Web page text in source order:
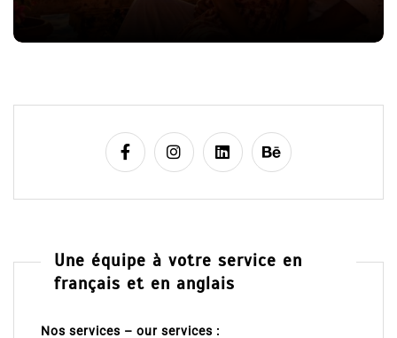
Une équipe à votre service en
français et en anglais
Nos services – our services :